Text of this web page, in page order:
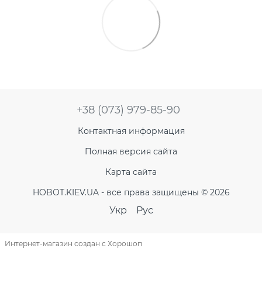
+38 (073) 979-85-90
Контактная информация
Полная версия сайта
Карта сайта
HOBOT.KIEV.UA - все права защищены © 2026
Укр Рус
Интернет-магазин создан с Хорошоп